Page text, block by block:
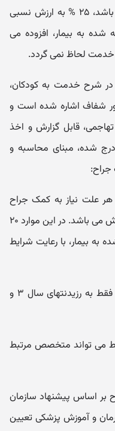
سن بین ۶ ماه تا ۳ سال تمام داشته باشد، ۲۵ % به ارزش نسبی
شده به بیمار، افزوده می
لحاظ نمی گردد.
در شرح خدمت به کودکان،
زیر ۳ سال، به طور شفاف اشاره شده است و
قابل گزارش و اخذ
شده، مبنای محاسبه و
علت نیاز به کمک جراح
داشته باشد، کد تعدیلی (۸۰-) قابل گزارش می باشد. در این موارد ۲۰
به بیمار، با رعایت شرایط
۱- در مراکز آموزشی ضریب کمک جراح فقط به رزیدنتهای سال ۳ و
می تواند متخصص مرتبط
بر اساس پیشنهاد سازمان
و آموزش پزشکی تعیین